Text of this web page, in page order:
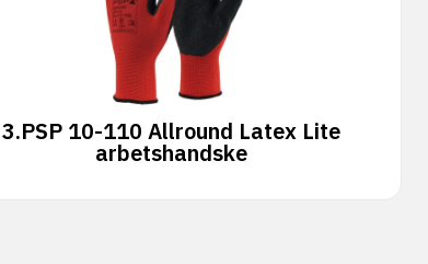
3.PSP 10-110 Allround Latex Lite
arbetshandske